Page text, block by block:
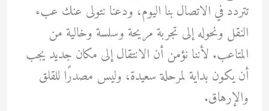
تتردد في الاتصال بنا اليوم، ودعنا نتولى عنك عبء
النقل ونحوله إلى تجربة مريحة وسلسة وخالية من
المتاعب. لأننا نؤمن أن الانتقال إلى مكان جديد يجب
أن يكون بداية لمرحلة سعيدة، وليس مصدرًا للقلق
والإرهاق.